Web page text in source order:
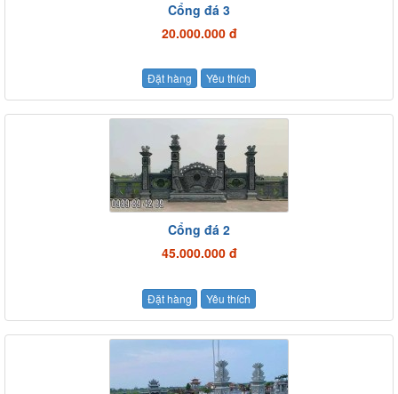
Cổng đá 3
20.000.000 đ
Đặt hàng Yêu thích
Cổng đá 2
45.000.000 đ
Đặt hàng Yêu thích